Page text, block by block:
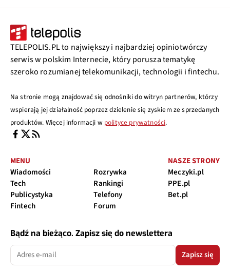
TELEPOLIS.PL to największy i najbardziej opiniotwórczy
serwis w polskim Internecie, który porusza tematykę
szeroko rozumianej telekomunikacji, technologii i fintechu.
Na stronie mogą znajdować się odnośniki do witryn partnerów, którzy
wspierają jej działalność poprzez dzielenie się zyskiem ze sprzedanych
produktów. Więcej informacji w polityce prywatności.
MENU
Wiadomości
Tech
Publicystyka
Fintech
Rozrywka
Rankingi
Telefony
Forum
NASZE STRONY
Meczyki.pl
PPE.pl
Bet.pl
Bądź na bieżąco. Zapisz się do newslettera
Zapisz się